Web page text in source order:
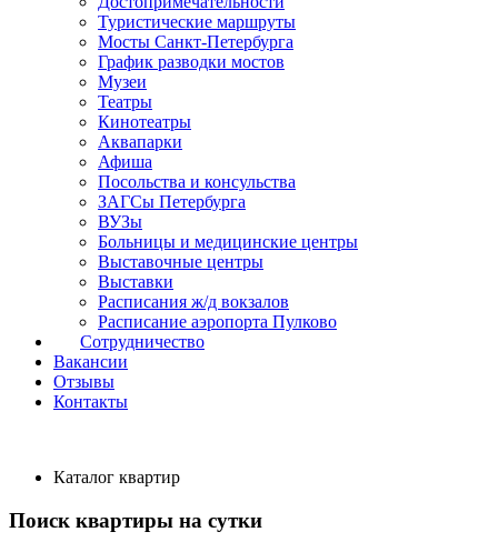
Туристические маршруты
Мосты Санкт-Петербурга
График разводки мостов
Музеи
Театры
Кинотеатры
Аквапарки
Афиша
Посольства и консульства
ЗАГСы Петербурга
ВУЗы
Больницы и медицинские центры
Выставочные центры
Выставки
Расписания ж/д вокзалов
Расписание аэропорта Пулково
Сотрудничество
Вакансии
Отзывы
Контакты
Каталог квартир
Поиск квартиры на сутки